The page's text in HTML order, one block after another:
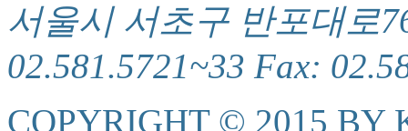
서울시 서초구 반포대로
02.581.5721~33 Fax:
COPYRIGHT © 2015 BY